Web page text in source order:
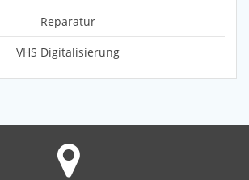
Reparatur
VHS Digitalisierung